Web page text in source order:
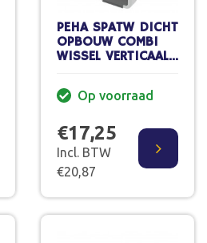
PEHA SPATW DICHT
OPBOUW COMBI
WISSEL VERTICAAL
Op voorraad
€17,25
Incl. BTW
€20,87